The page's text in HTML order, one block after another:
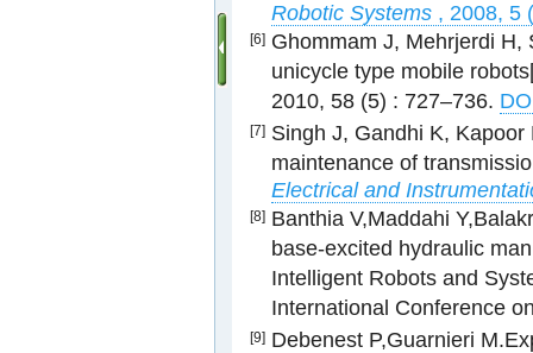
Robotic Systems , 2008, 5
[6] Ghommam J, Mehrjerdi H,
unicycle type mobile
2010, 58 (5) : 727–736.
[7] Singh J, Gandhi K,
maintenance of
Electrical and
[8] Banthia V,Maddahi
base-excited hydraulic
Intelligent Robots and
International Conference
[9] Debenest P,Guarnieri